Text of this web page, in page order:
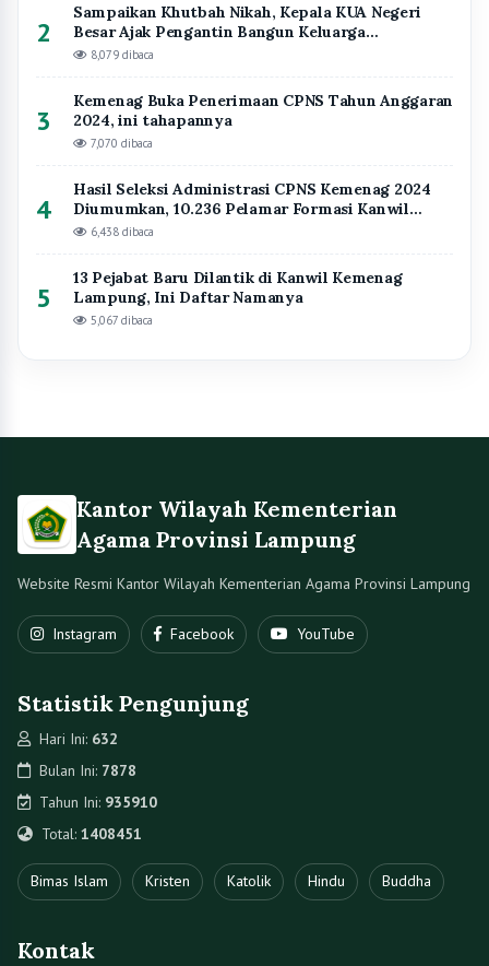
2
Sampaikan Khutbah Nikah, Kepala KUA Negeri
Besar Ajak Pengantin Bangun Keluarga
Berlandaskan Takwa
8,079 dibaca
3
Kemenag Buka Penerimaan CPNS Tahun Anggaran
2024, ini tahapannya
7,070 dibaca
4
Hasil Seleksi Administrasi CPNS Kemenag 2024
Diumumkan, 10.236 Pelamar Formasi Kanwil
Kemenag Lampung Dinyatakan Lolos Seleksi
6,438 dibaca
5
13 Pejabat Baru Dilantik di Kanwil Kemenag
Lampung, Ini Daftar Namanya
5,067 dibaca
Kantor Wilayah Kementerian
Agama Provinsi Lampung
Website Resmi Kantor Wilayah Kementerian Agama Provinsi Lampung
Instagram Facebook YouTube
Statistik Pengunjung
Hari Ini: 632
Bulan Ini: 7878
Tahun Ini: 935910
Total: 1408451
Bimas Islam Kristen Katolik Hindu Buddha
Kontak